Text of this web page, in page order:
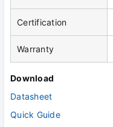
Certification
Warranty
Download
Datasheet
Quick Guide